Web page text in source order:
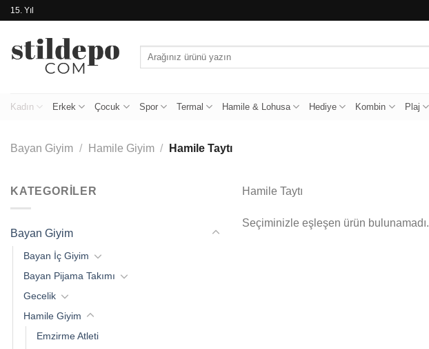
İçeriğe
15. Yıl
Ara:
Kadın Erkek Çocuk Spor Termal Hamile & Lohusa Hediye Kombin Plaj
Bayan Giyim / Hamile Giyim / Hamile Taytı
KATEGORILER
Bayan Giyim
Bayan İç Giyim
Bayan Pijama Takımı
Gecelik
Hamile Giyim
Emzirme Atleti
Hamile Taytı
Seçiminizle eşleşen ürün bulunamadı.